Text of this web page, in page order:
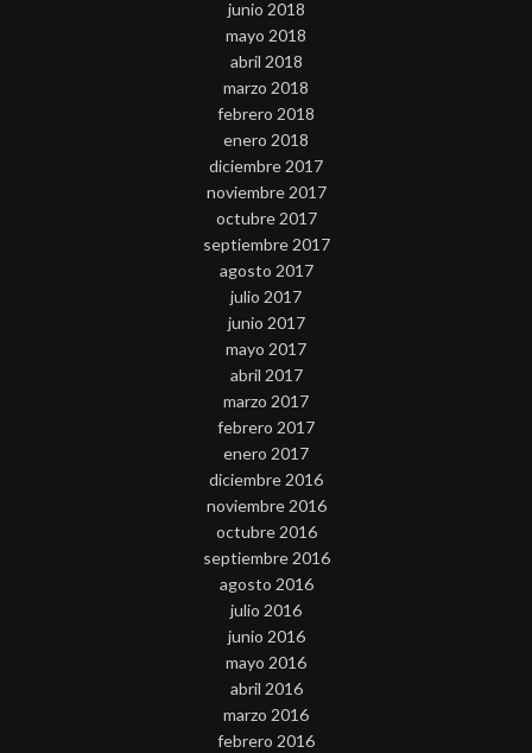
junio 2018
mayo 2018
abril 2018
marzo 2018
febrero 2018
enero 2018
diciembre 2017
noviembre 2017
octubre 2017
septiembre 2017
agosto 2017
julio 2017
junio 2017
mayo 2017
abril 2017
marzo 2017
febrero 2017
enero 2017
diciembre 2016
noviembre 2016
octubre 2016
septiembre 2016
agosto 2016
julio 2016
junio 2016
mayo 2016
abril 2016
marzo 2016
febrero 2016